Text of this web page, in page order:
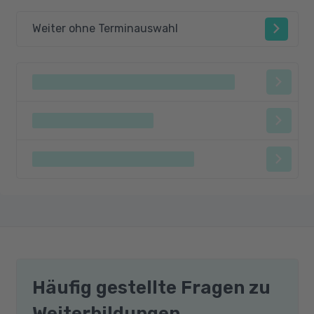
Programmierung (Gemischte
Weiter ohne Terminauswahl
Häufig gestellte Fragen zu